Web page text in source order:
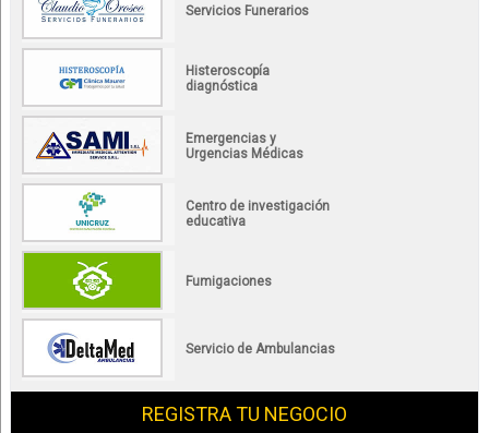
Servicios Funerarios
Histeroscopía
diagnóstica
Emergencias y
Urgencias Médicas
Centro de investigación
educativa
Fumigaciones
Servicio de Ambulancias
REGISTRA TU NEGOCIO